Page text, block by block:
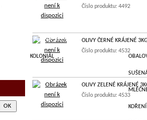
Číslo produktu: 4492
OLIVY ČERNÉ KRÁJENÉ
Číslo produktu: 4532
OLIVY ZELENÉ KRÁJENÉ
Číslo produktu: 4533
POLOTOVARY
ZVĚŘINA , OSTATNÍ..
KOLONIÁL
KOŘENÍ